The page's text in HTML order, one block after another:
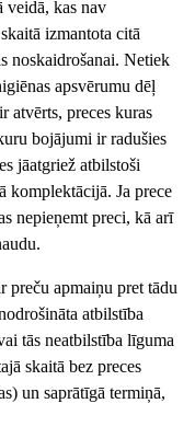
veidā, kas nav
izmantota citā
noskaidrošanai. Netiek
apsvērumu dēļ
atvērts, preces kuras
bojājumi ir radušies
jāatgriež atbilstoši
komplektācijā. Ja prece
nepieņemt preci, kā arī
preču apmaiņu pret tādu
atbilstība
tās neatbilstība līguma
skaitā bez preces
un saprātīgā termiņā,